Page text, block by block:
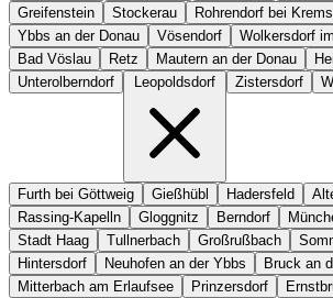
Greifenstein
Stockerau Rohrendorf bei Krems
Ybbs an der Donau
Vösendorf
Wolkersdorf
Bad Vöslau
Retz Mautern an der Donau
Unterolberndorf
Leopoldsdorf Zistersdorf
Furth bei Göttweig Gießhübl Hadersfeld
Rassing-Kapelln
Gloggnitz Berndorf
Stadt Haag
Tullnerbach Großrußbach
Hintersdorf
Neuhofen an der Ybbs
Bruck an
Mitterbach am Erlaufsee
Prinzersdorf